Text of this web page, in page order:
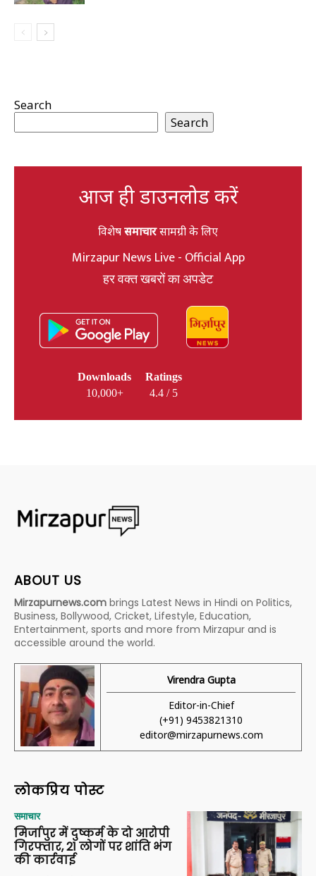
Search
Search
आज ही डाउनलोड करें
विशेषसमाचारसामग्री के लिए
Mirzapur News Live - Official App
हर वक्त खबरों का अपडेट
Downloads
10,000+
Ratings
4.4 / 5
ABOUT US
Mirzapurnews.com brings Latest News in Hindi on Politics,
Business, Bollywood, Cricket, Lifestyle, Education,
Entertainment, sports and more from Mirzapur and is
accessible around the world.
Virendra Gupta
Editor-in-Chief
(+91) 9453821310
editor@mirzapurnews.com
लोकप्रिय पोस्ट
समाचार
मिर्जापुर में दुष्कर्म के दो आरोपी
गिरफ्तार, 21 लोगों पर शांति भंग
की कार्रवाई